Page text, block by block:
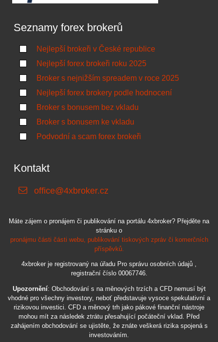
Seznamy forex brokerů
Nejlepší brokeři v České republice
Nejlepší forex brokeři roku 2025
Broker s nejnižším spreadem v roce 2025
Nejlepší forex brokery podle hodnocení
Broker s bonusem bez vkladu
Broker s bonusem ke vkladu
Podvodní a scam forex brokeři
Kontakt
office@4xbroker.cz
Máte zájem o pronájem či publikování na portálu 4xbroker? Přejděte na
stránku o
pronájmu části části webu, publikování tiskových zpráv či komerčních
příspěvků.
4xbroker je registrovaný na úřadu Pro správu osobních údajů ,
registrační číslo 00067746.
Upozornění: Obchodování s na měnových trzích a CFD nemusí být
vhodné pro všechny investory, neboť představuje vysoce spekulativní a
rizikovou investici. CFD a měnový trh jako pákové finanční nástroje
mohou mít za následek ztrátu přesahující počáteční vklad. Před
zahájením obchodování se ujistěte, že znáte veškerá rizika spojená s
investováním.